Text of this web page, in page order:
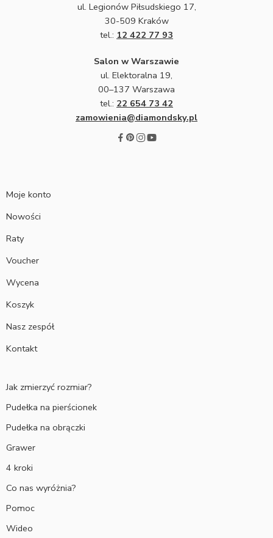
ul. Legionów Piłsudskiego 17,
30-509 Kraków
tel.: 12 422 77 93
Salon w Warszawie
ul. Elektoralna 19,
00–137 Warszawa
tel.: 22 654 73 42
zamowienia@diamondsky.pl
Moje konto
Nowości
Raty
Voucher
Wycena
Koszyk
Nasz zespół
Kontakt
Jak zmierzyć rozmiar?
Pudełka na pierścionek
Pudełka na obrączki
Grawer
4 kroki
Co nas wyróżnia?
Pomoc
Wideo